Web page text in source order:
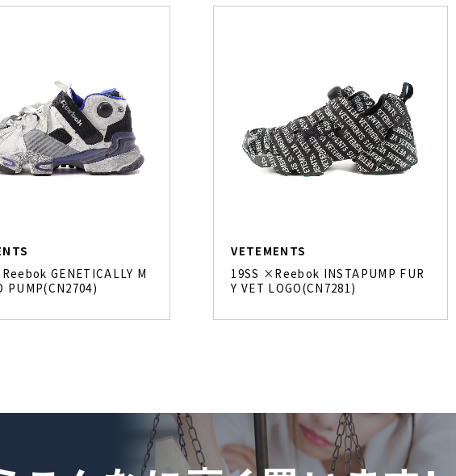
GENETICALLY M
PUMP(CN2704)
VETEMENTS
19SS ×Reebok INSTAPUMP FUR
Y VET LOGO(CN7281)